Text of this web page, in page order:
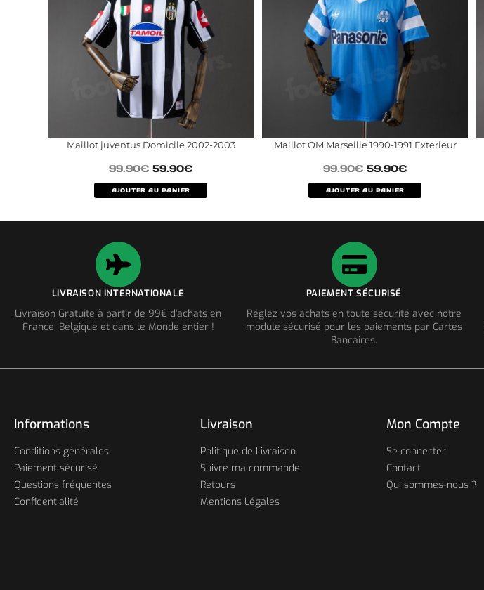
Maillot juventus Domicile 2002-2003
99.90€ 59.90€
AJOUTER AU PANIER
Maillot OM Marseille 1990-1991 Exterieur
99.90€ 59.90€
AJOUTER AU PANIER
LIVRAISON INTERNATIONALE
Livraison Gratuite à partir de 99€ d'achats en
France, Belgique et dans le Monde entier !
PAIEMENT SÉCURISÉ
Réglez vos achats en toute sécurité avec notre
module sécurisé pour les paiements par Cartes
Bancaires.
Informations
Conditions générales
Paiement sécurisé
Questions fréquentes
Confidentialité
Livraison
Politique de Livraison
Suivre ma commande
Retours
Mentions Légales
Mon Compte
Se connecter
Contact
Qui sommes-nous ?